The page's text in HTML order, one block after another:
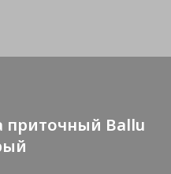
приточный Ballu